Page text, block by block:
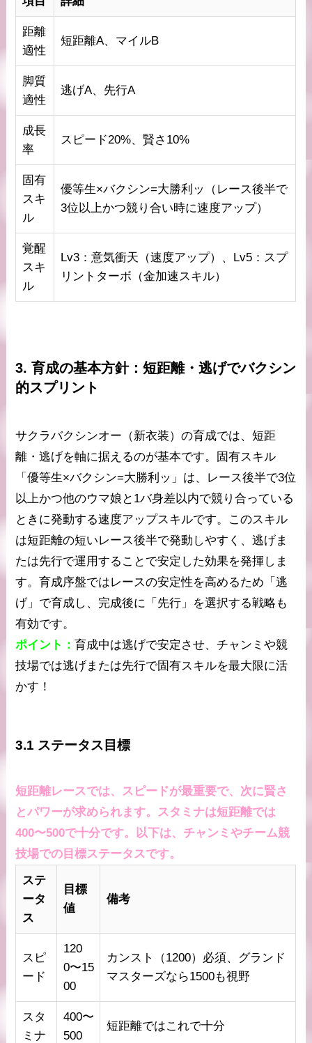
距離
適性
短距離A、マイルB
脚質
適性
逃げA、先行A
成長
率
スピード20%、賢さ10%
固有
スキ
ル
優等生×バクシン=大勝利ッ（レース後半で
3位以上かつ競り合い時に速度アップ）
覚醒
スキ
ル
Lv3：意気衝天（速度アップ）、Lv5：スプ
リントターボ（金加速スキル）
3. 育成の基本方針：短距離・逃げでバクシン
的スプリント
サクラバクシンオー（新衣装）の育成では、短距
離・逃げを軸に据えるのが基本です。固有スキル
「優等生×バクシン=大勝利ッ」は、レース後半で3位
以上かつ他のウマ娘と1バ身差以内で競り合っている
ときに発動する速度アップスキルです。このスキル
は短距離の短いレース後半で発動しやすく、逃げま
たは先行で運用することで安定した効果を発揮しま
す。育成序盤ではレースの安定性を高めるため「逃
げ」で育成し、完成後に「先行」を選択する戦略も
有効です。
ポイント：育成中は逃げで安定させ、チャンミや競
技場では逃げまたは先行で固有スキルを最大限に活
かす！
3.1 ステータス目標
短距離レースでは、スピードが最重要で、次に賢さ
とパワーが求められます。スタミナは短距離では
400〜500で十分です。以下は、チャンミやチーム競
技場での目標ステータスです。
ステ
ータ
ス
目標
値
備考
スピ
ード
120
0〜15
00
カンスト（1200）必須、グランド
マスターズなら1500も視野
スタ
ミナ
400〜
500
短距離ではこれで十分